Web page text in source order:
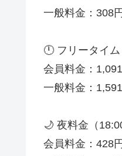
一般料金：308
🕛 フリータイ
会員料金：
一般料金：
🌙 夜料金（
会員料金：428